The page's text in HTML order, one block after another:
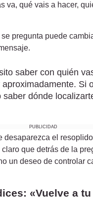
va, qué vais a hacer,
pregunta puede
saber con quién
Si
saber dónde
PUBLICIDAD
desaparezca el
que detrás de la
un deseo de controlar
«Vuelve a